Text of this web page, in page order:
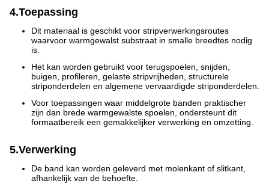
4.Toepassing
Dit materiaal is geschikt voor stripverwerkingsroutes
waarvoor warmgewalst substraat in smalle breedtes nodig
is.
Het kan worden gebruikt voor terugspoelen, snijden,
buigen, profileren, gelaste stripvrijheden, structurele
striponderdelen en algemene vervaardigde striponderdelen.
Voor toepassingen waar middelgrote banden praktischer
zijn dan brede warmgewalste spoelen, ondersteunt dit
formaatbereik een gemakkelijker verwerking en omzetting.
5.Verwerking
De band kan worden geleverd met molenkant of slitkant,
afhankelijk van de behoefte.